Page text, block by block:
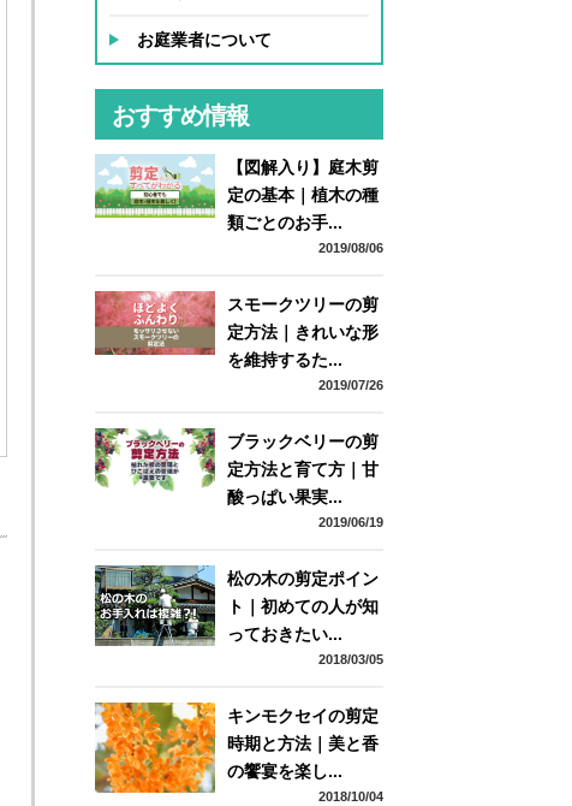
お庭業者について
おすすめ情報
【図解入り】庭木剪
定の基本｜植木の種
類ごとのお手...
2019/08/06
スモークツリーの剪
定方法｜きれいな形
を維持するた...
2019/07/26
ブラックベリーの剪
定方法と育て方｜甘
酸っぱい果実...
2019/06/19
松の木の剪定ポイン
ト｜初めての人が知
っておきたい...
2018/03/05
キンモクセイの剪定
時期と方法｜美と香
の饗宴を楽し...
2018/10/04